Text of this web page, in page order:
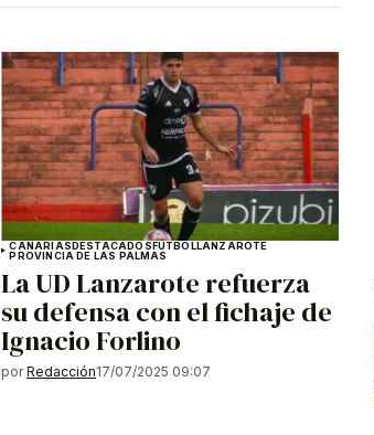
CANARIASDESTACADOSFÚTBOLLANZAROTE
PROVINCIA DE LAS PALMAS
La UD Lanzarote refuerza
su defensa con el fichaje de
Ignacio Forlino
por Redacción17/07/2025 09:07